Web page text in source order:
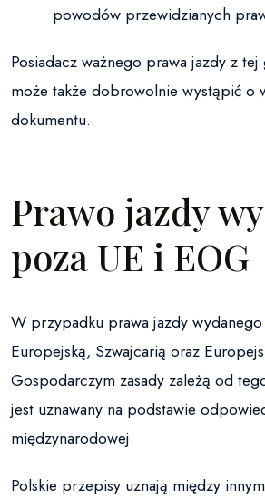
powodów przewidzianych
Posiadacz ważnego prawa jazdy z
może także dobrowolnie wystąpić o
dokumentu.
Prawo jazdy
poza UE i EOG
W przypadku prawa jazdy
Europejską, Szwajcarią oraz
Gospodarczym zasady zależą od
jest uznawany na podstawie
międzynarodowej.
Polskie przepisy uznają między